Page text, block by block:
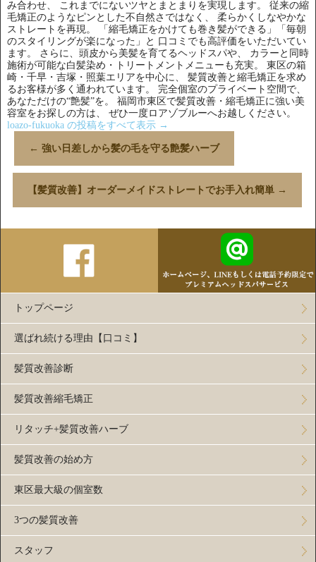
み合わせ、 これまでにないツヤとまとまりを実現します。 従来の縮
毛矯正のようなピンとした不自然さではなく、 柔らかくしなやかな
ストレートを再現。 「縮毛矯正をかけても巻き髪ができる」「毎朝
のスタイリングが楽になった」と 口コミでも高評価をいただいてい
ます。 さらに、頭皮から美髪を育てるヘッドスパや、 カラーと同時
施術が可能な白髪染め・トリートメントメニューも充実。 東区の箱
崎・千早・吉塚・照葉エリアを中心に、 髪質改善と縮毛矯正を求め
るお客様が多く通われています。 完全個室のプライベート空間で、
あなただけの“艶髪”を。 福岡市東区で髪質改善・縮毛矯正に強い美
容室をお探しの方は、 ぜひ一度ロアゾブルーへお越しください。
loazo-fukuoka の投稿をすべて表示 →
← 強い日差しから髪の毛を守る艶髪ハーブ
【髪質改善】オーダーメイドストレートでお手入れ簡単 →
トップページ
選ばれ続ける理由【口コミ】
髪質改善診断
髪質改善縮毛矯正
リタッチ+髪質改善ハーブ
髪質改善の始め方
東区最大級の個室数
3つの髪質改善
スタッフ